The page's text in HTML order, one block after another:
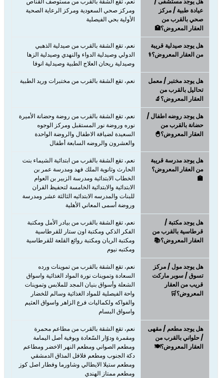
عيادة طبية / مركز
صحي بالقرب من
العقار المعروض؟🏥
ومركز صحي السعودية ومركز الرعاية الصحية
الأولية بحي الفيصلية
هل يوجد صيدلية قريبة
من العقار المعروض؟⚕️
نعم، تقع الشقة بالقرب من صيدلية الذهبي
الدولي وصيدلية الدواء والنهدي وصيدلية الزها
وصيدلية ريحان العلاج الطبية وصيدلية انوفا
هل يوجد مختبر / معمل
تحاليل بالقرب من
العقار المعروض؟🔬
نعم، تقع الشقة بالقرب من مختبرات وريد الطبية
هل يوجد روضه اطفال /
حضانة بالقرب من
العقار المعروض؟🐣
نعم، تقع الشقة بالقرب من روضة وحضانة الأميرة
نوره وروضة نور المستقبل ومركز الوجوه
السعيدة لضيافة الاطفال والروضة الواحدة
والعشرون والروضه السابعة أطفال
هل يوجد مدرسة قريبة
من العقار المعروض؟
🏫
نعم، تقع الشقة بالقرب من ابتدائية الشيماء بنت
الحارث وثانوية الملك فهد ومدرسة عمر بن
الخطاب الابتدائية ومدرسة الزبير بن العوام
الابتدائية والابتدائية الخامسة لتحفيظ القران
للبنات والمدرسه الابتدائيه الثالثة عشر ومدرسة
وروضة أسمى المعاني الأهلية
هل يوجد مكتبة /
قرطاسية بالقرب من
العقار المعروض؟📚
نعم، تقع الشقة بالقرب من بيادر الأمل ومكتبة
الفكر الذكي ومكتبة اون ستار للقرطاسية
ومكتبة الريان ومكتبة روائع القلعة للقرطاسية
ومكتبه نيوم
هل يوجد مول / مركز
تسوق / سوبر ماركت
قريب من العقار
المعروض؟🛒
نعم، ​​​​​​​تقع الشقة بالقرب من تموينات ورده
السعادة وتموينات نورة المواد الغذائية واسواق
الشعلة وأسواق بنيان المجد للملابس وتموينات
واحة الفيصلية للمواد الغذائية وسالم للخضار
والفواكه ولكماليات فرع الزاهر واسواق العثيم
واسواق البسام
هل يوجد مطعم / مقهى
/ حلواني بالقرب من
العقار المعروض؟🍽️
نعم، ​​​​​​​تقع الشقة بالقرب من مطاعم محمرة
ومقمرة ودوّار السّعادة وبوفية أصل اليمامة
ومطعم الصواني ومطعم النهر الاخضر ومطاعم
دكة الجنوب ومطعم فلافل المذاق الدمشقي
ومطعم ستيلا الايطالي وشاورما وفطار اصل كوز
ومطعم ممتاز الهندي